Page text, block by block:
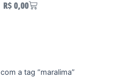
R$0,00Carrinho
a tag “maralima”